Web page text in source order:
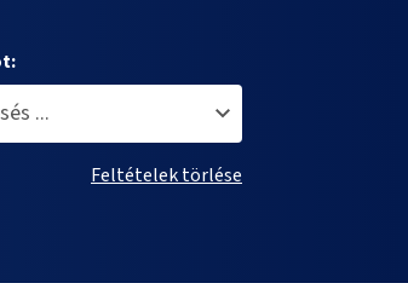
Feltételek törlése